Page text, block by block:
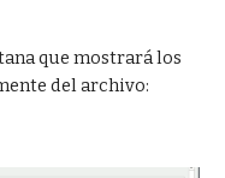
que mostrará los
del archivo: